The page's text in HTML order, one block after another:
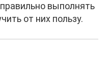
выполнять
от них пользу.